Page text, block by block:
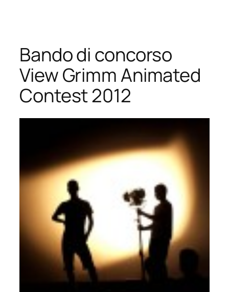
contenuto
Bando di concorso
View Grimm Animated
Contest 2012